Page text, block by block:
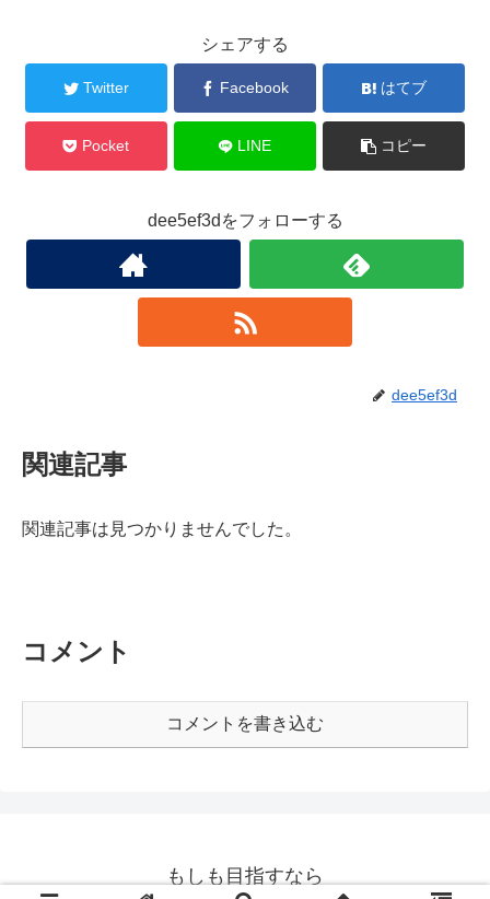
シェアする
Twitter Facebook はてブ
Pocket LINE コピー
dee5ef3dをフォローする
dee5ef3d
関連記事
関連記事は見つかりませんでした。
コメント
コメントを書き込む
もしも目指すなら